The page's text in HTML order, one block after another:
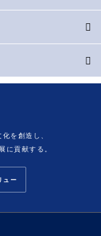
を創造し、
に貢献する。
ュー